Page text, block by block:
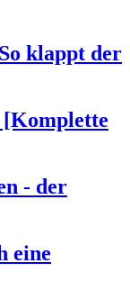
klappt der
- der
eine